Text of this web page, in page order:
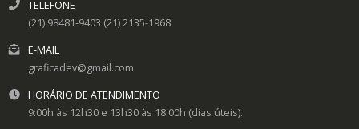
TELEFONE
(21) 98481-9403 (21) 2135-1968
E-MAIL
graficadev@gmail.com
HORÁRIO DE ATENDIMENTO
9:00h às 12h30 e 13h30 às 18:00h (dias úteis).